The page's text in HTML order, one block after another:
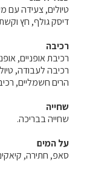
טיולים, צעידה עם
דיסק גולף, חץ
רכיבה
רכיבת אופניים,
רכיבה לעבודה,
הרים חשמליים,
שחייה
שחייה בבריכה.
על המים
סאפ, חתירה,